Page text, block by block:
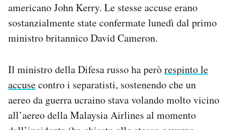
americano John Kerry. Le stesse accuse erano
sostanzialmente state confermate lunedì dal primo
ministro britannico David Cameron.
Il ministro della Difesa russo ha peròrespinto le
accusecontro i separatisti, sostenendo che un
aereo da guerra ucraino stava volando molto vicino
all’aereo della Malaysia Airlines al momento